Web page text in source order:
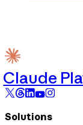
Claude
Solutions